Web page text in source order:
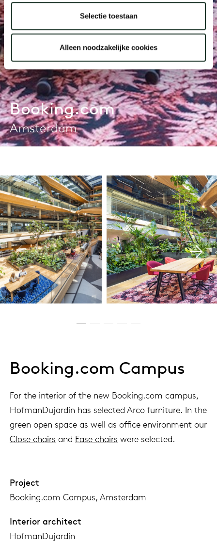
Selectie toestaan
Alleen noodzakelijke cookies
Booking.com
Amsterdam
Booking.com Campus
For the interior of the new Booking.com campus,
HofmanDujardin has selected Arco furniture. In the
green open space as well as office environment our
Close chairs and Ease chairs were selected.
Project
Booking.com Campus, Amsterdam
Interior architect
HofmanDujardin